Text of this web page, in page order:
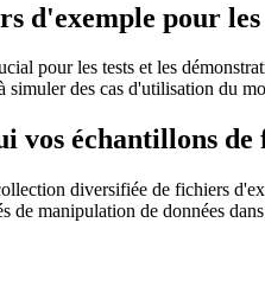
d'exemple pour les
pour les tests et les
des cas d'utilisation du
vos échantillons
diversifiée de fichiers
de manipulation de données